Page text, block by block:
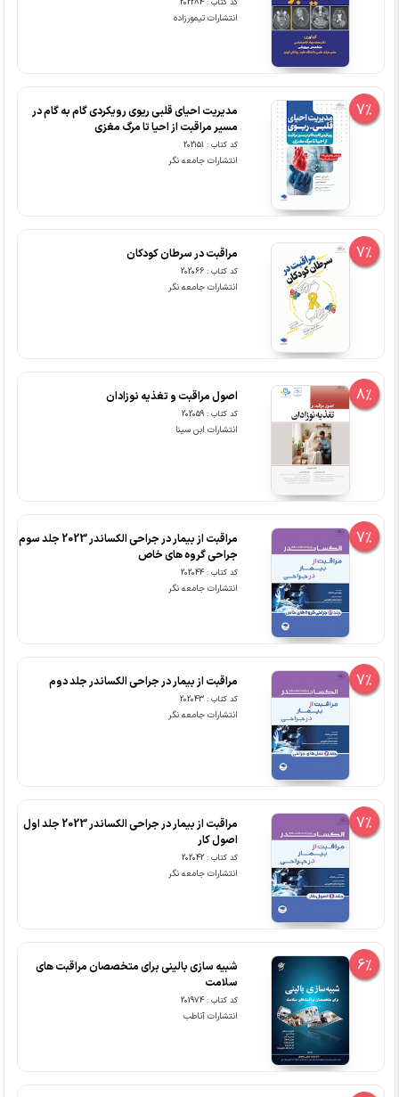
کد کتاب : 202284
انتشارات تیمورزاده
7%
مدیریت احیای قلبی ریوی رویکردی گام به گام در
مسیر مراقبت از احیا تا مرگ مغزی
کد کتاب : 202151
انتشارات جامعه نگر
7% مراقبت در سرطان کودکان
کد کتاب : 202066
انتشارات جامعه نگر
8% اصول مراقبت و تغذیه نوزادان
کد کتاب : 202059
انتشارات ابن سینا
7%
مراقبت از بیمار در جراحی الکساندر 2023 جلد سوم
جراحی گروه های خاص
کد کتاب : 202044
انتشارات جامعه نگر
7% مراقبت از بیمار در جراحی الکساندر جلد دوم
کد کتاب : 202043
انتشارات جامعه نگر
7%
مراقبت از بیمار در جراحی الکساندر 2023 جلد اول
اصول کار
کد کتاب : 202042
انتشارات جامعه نگر
6%
شبیه سازی بالینی برای متخصصان مراقبت های
سلامت
کد کتاب : 201974
انتشارات آناطب